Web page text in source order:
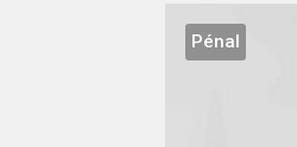
Pénal